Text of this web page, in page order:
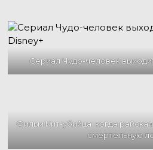
Сериал Чудо-человек
Фильм Кит-убийца: когда
смертельную